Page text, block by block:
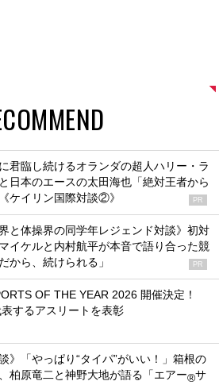
君臨し続けるオランダの超人ハリー・ラ
日本のエースの太田海也「絶対王者から
ケイリン国際対談②》
PR
界と体操界の同学年レジェンド対談》初対
イケルと内村航平が本音で語り合った競
から、続けられる」
PR
OF THE YEAR 2026 開催決定！
するアスリートを表彰
》「やっぱり“タイパ”がいい！」箱根の
柏原竜二と神野大地が語る「エアー®サ